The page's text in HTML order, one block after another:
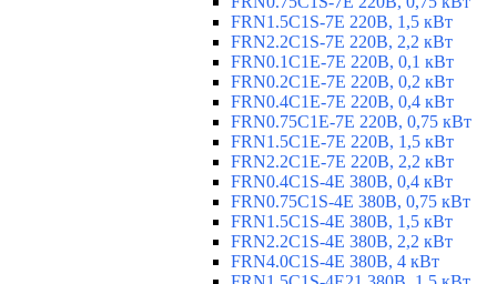
FRN1.5C1S-7E 220В, 1,5 кВт
FRN2.2C1S-7E 220В, 2,2 кВт
FRN0.1C1E-7E 220В, 0,1 кВт
FRN0.2C1E-7E 220В, 0,2 кВт
FRN0.4C1E-7E 220В, 0,4 кВт
FRN0.75C1E-7E 220В, 0,75 кВт
FRN1.5C1E-7E 220В, 1,5 кВт
FRN2.2C1E-7E 220В, 2,2 кВт
FRN0.4C1S-4E 380В, 0,4 кВт
FRN0.75C1S-4E 380В, 0,75 кВт
FRN1.5C1S-4E 380В, 1,5 кВт
FRN2.2C1S-4E 380В, 2,2 кВт
FRN4.0C1S-4E 380В, 4 кВт